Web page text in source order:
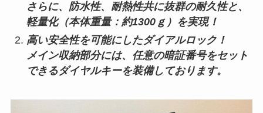
さらに、防水性、耐熱性共に抜群の耐久性と、
軽量化（本体重量：約1300ｇ）を実現！
高い安全性を可能にしたダイアルロック！
メイン収納部分には、任意の暗証番号をセット
できるダイヤルキーを装備しております。